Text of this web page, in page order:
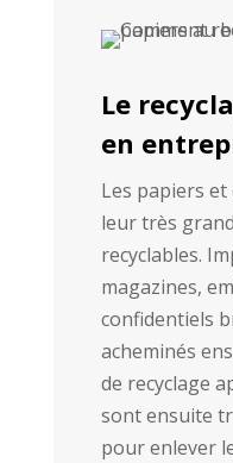
Le
en
Les papiers
leur très
recyclables.
magazines,
confidentiels
acheminés
de recyclage
sont ensuite
pour enlever